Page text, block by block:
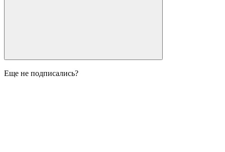
Еще не подписались?